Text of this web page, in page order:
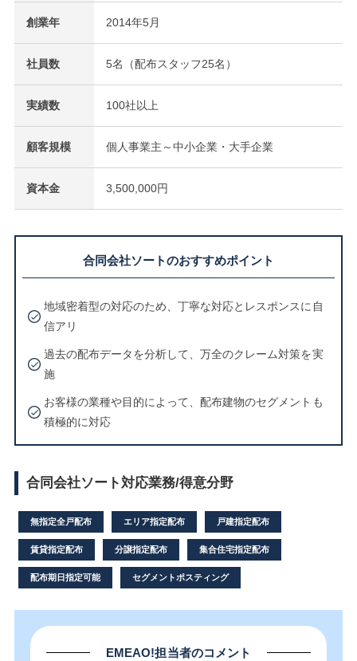
創業年 2014年5月
社員数 5名（配布スタッフ25名）
実績数 100社以上
顧客規模 個人事業主～中小企業・大手企業
資本金 3,500,000円
合同会社ソートのおすすめポイント
地域密着型の対応のため、丁寧な対応とレスポンスに自
信アリ
過去の配布データを分析して、万全のクレーム対策を実
施
お客様の業種や目的によって、配布建物のセグメントも
積極的に対応
合同会社ソート対応業務/得意分野
無指定全戸配布 エリア指定配布 戸建指定配布
賃貸指定配布 分譲指定配布 集合住宅指定配布
配布期日指定可能 セグメントポスティング
EMEAO!担当者のコメント